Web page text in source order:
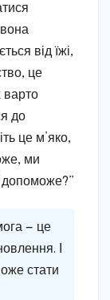
від їжі,
це
варто
до
це м’яко,
ми
допоможе?”
— це
І
стати